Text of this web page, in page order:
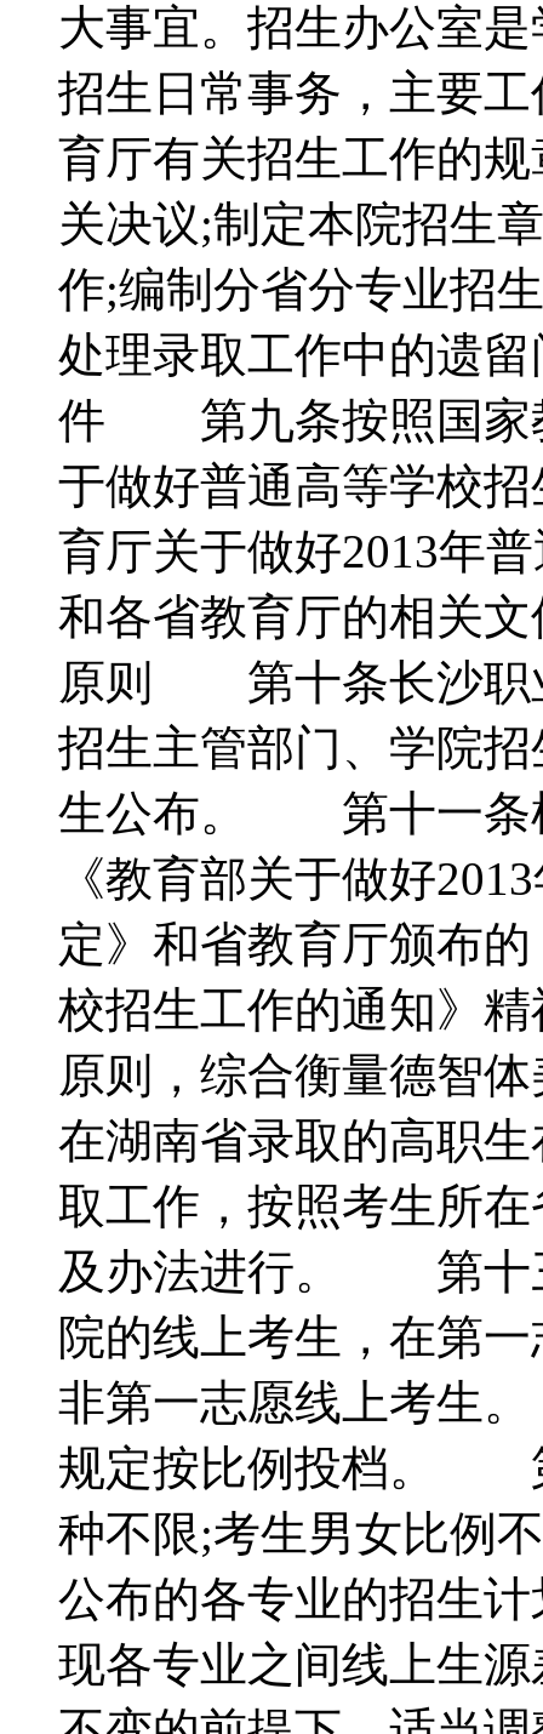
大事宜。招生办公室
招生日常事务，主要
育厅有关招生工作的
关决议;制定本院招生
作;编制分省分专业招
处理录取工作中的遗
件 第九条按照国家
于做好普通高等学校
育厅关于做好2013年
和各省教育厅的相关
原则 第十条长沙职
招生主管部门、学院
生公布。 第十一条
《教育部关于做好
定》和省教育厅颁布
校招生工作的通知》
原则，综合衡量德智
在湖南省录取的高职
取工作，按照考生所
及办法进行。 第十
院的线上考生，在第
非第一志愿线上考生
规定按比例投档。
种不限;考生男女比
公布的各专业的招生
现各专业之间线上生